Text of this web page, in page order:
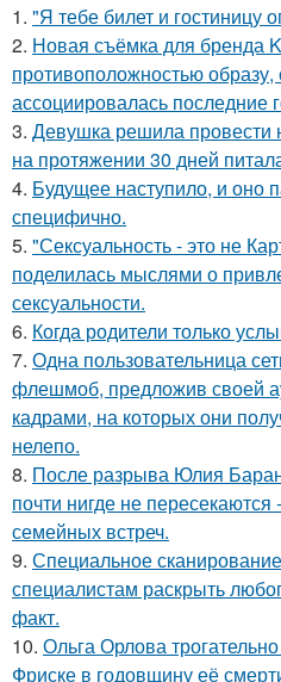
1. "Я тебе билет и гостиницу
2. Новая съёмка для бренда
противоположностью
ассоциировалась последние
3. Девушка решила провести
на протяжении 30 дней
4. Будущее наступило, и оно
специфично.
5. "Сексуальность - это не
поделилась мыслями о
сексуальности.
6. Когда родители только
7. Одна пользовательница
флешмоб, предложив своей
кадрами, на которых они
нелепо.
8. После разрыва Юлия
почти нигде не
семейных встреч.
9. Специальное
специалистам раскрыть
факт.
10. Ольга Орлова
Фриске в годовщину её